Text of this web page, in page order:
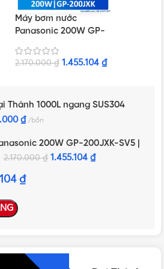
Máy bơm nước
Panasonic 200W GP-
điện 12.5cm
2.170.000₫ 1.455.104 ₫
Thành 1000L ngang SUS304
₫ bồn
200W GP-200JXK-SV5 |
2.170.000₫ 1.455.104 ₫
₫
GỌN)